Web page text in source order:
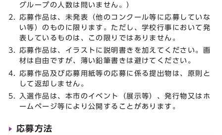
グループの人数は問いません。）
応募作品は、未発表（他のコンクール等に応募していな
い等）のものに限ります。ただし、学校行事において発
表しているものは、この限りではありません。
応募作品は、イラストに説明書きを加えてください。画
材は自由ですが、薄い鉛筆書きは避けてください。
応募作品及び応募用紙等の応募に係る提出物は、原則と
して返却しません。
入選作品は、本市のイベント（展示等）、発行物又はホ
ームページ等により公開することがあります。
応募方法